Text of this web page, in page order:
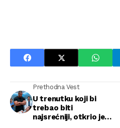
Prethodna Vest
U trenutku koji bi
trebao biti
najsrećniji, otkrio je